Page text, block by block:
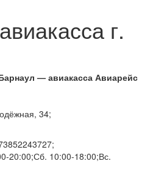
г.
— авиакасса Авиарейс
34;
20:00;Сб. 10:00-18:00;Вс.